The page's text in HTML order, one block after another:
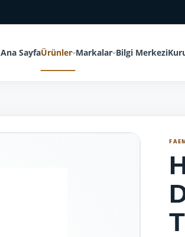
Ana SayfaÜrünler Markalar Bilgi Merkezi